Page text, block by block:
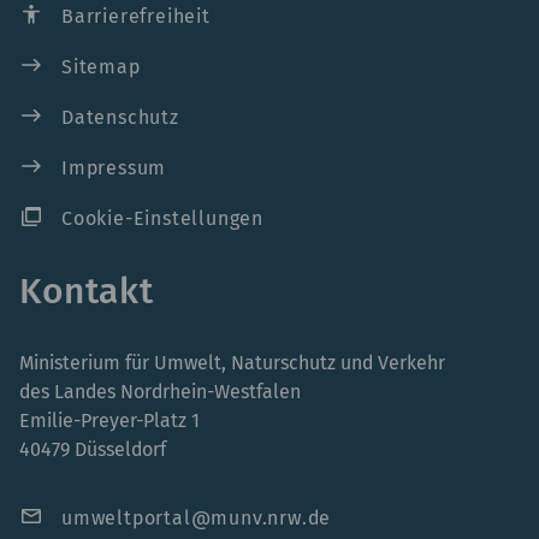
accessibility Barrierefreiheit
east Sitemap
east Datenschutz
east Impressum
ad_group Cookie-Einstellungen
Kontakt
Ministerium für Umwelt, Naturschutz und Verkehr
des Landes Nordrhein-Westfalen
Emilie-Preyer-Platz 1
40479 Düsseldorf
mail umweltportal@munv.nrw.de